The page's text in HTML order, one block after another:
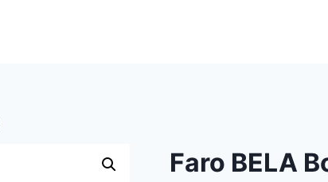
Faro BELA